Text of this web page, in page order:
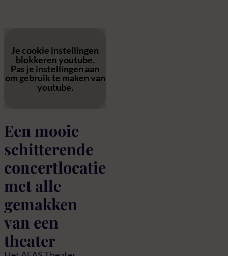
Een mooie
schitterende
concertlocatie
met alle
gemakken
van een
theater
Je cookie instellingen
blokkeren youtube.
Pas je instellingen aan
om gebruik te maken van
youtube.